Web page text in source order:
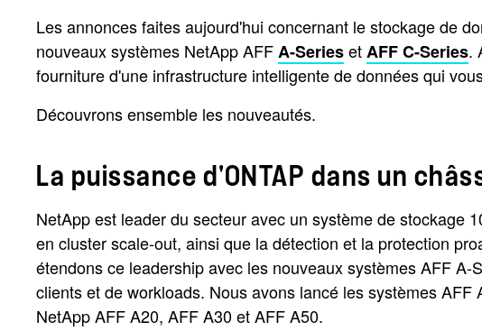
Les annonces faites aujourd'hui concernant le stockage de
nouveaux systèmes NetApp AFFA-SeriesetAFF C-Series.
fourniture d'une infrastructure intelligente de données qui
Découvrons ensemble les nouveautés.
La puissance d'ONTAP dans un
NetApp est leader du secteur avec un système de stockage
en cluster scale-out, ainsi que la détection et la protection
étendons ce leadership avec les nouveaux systèmes AFF
clients et de workloads. Nous avons lancé les systèmes
NetApp AFF A20, AFF A30 et AFF A50.